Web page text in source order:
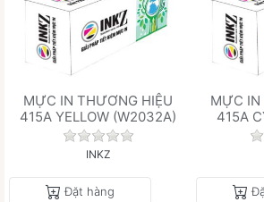
MỰC IN THƯƠNG HIỆU
415A YELLOW (W2032A)
Chưa có đánh giá nào cho
INKZ
Đặt hàng
MỰC IN
415A